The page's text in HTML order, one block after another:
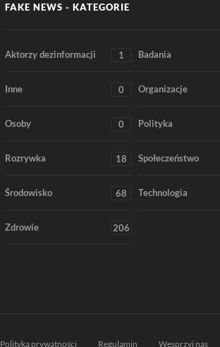
FAKE NEWS - KATEGORIE
Aktorzy dezinformacji 1 Badania
Inne 0 Organizacje
Osoby 0 Polityka
Rozrywka 18 Społeczeństwo
Środowisko 68 Technologia
Zdrowie 206
Polityka prywatności Regulamin Wesprzyj nas